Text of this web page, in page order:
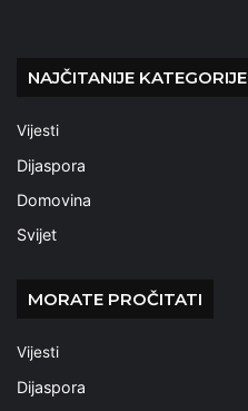
NAJČITANIJE KATEGORIJE
Vijesti
Dijaspora
Domovina
Svijet
MORATE PROČITATI
Vijesti
Dijaspora